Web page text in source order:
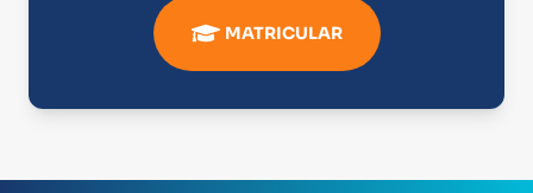
MATRICULAR